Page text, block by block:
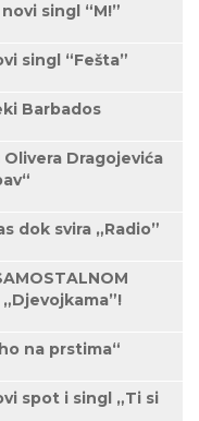
singl “M!”
singl “Fešta”
Barbados
Dragojevića
dok svira „Radio”
„Djevojkama”!
na prstima“
spot i singl „Ti si